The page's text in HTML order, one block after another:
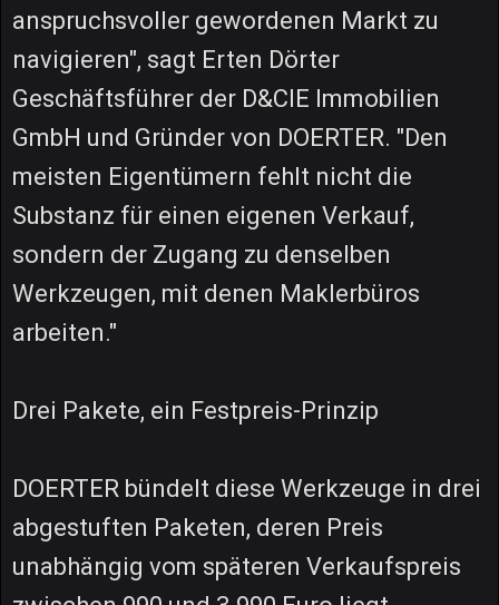
anspruchsvoller gewordenen Markt zu
navigieren", sagt Erten Dörter
Geschäftsführer der D&CIE Immobilien
GmbH und Gründer von DOERTER. "Den
meisten Eigentümern fehlt nicht die
Substanz für einen eigenen Verkauf,
sondern der Zugang zu denselben
Werkzeugen, mit denen Maklerbüros
arbeiten."
Drei Pakete, ein Festpreis-Prinzip
DOERTER bündelt diese Werkzeuge in drei
abgestuften Paketen, deren Preis
unabhängig vom späteren Verkaufspreis